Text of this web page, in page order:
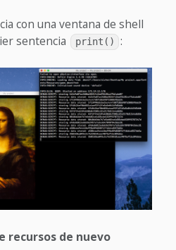
con una ventana de shell
sentencia
print() :
recursos de nuevo